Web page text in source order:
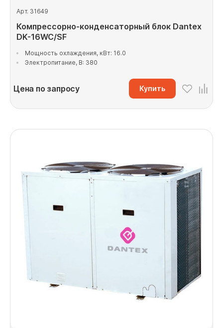
Арт. 31649
Компрессорно-конденсаторный блок Dantex
DK-16WC/SF
Мощность охлаждения, кВт: 16.0
Электропитание, В: 380
Цена по запросу Купить